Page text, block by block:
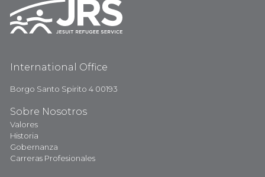
International Office
Borgo Santo Spirito 4 00193
Sobre Nosotros
Valores
Historia
Gobernanza
Carreras Profesionales